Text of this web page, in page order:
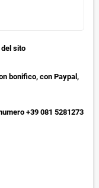
sito
bonifico, con Paypal,
+39 081 5281273